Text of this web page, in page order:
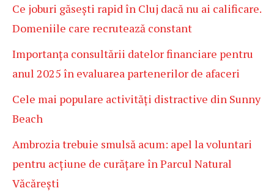
Ce joburi găsești rapid în Cluj dacă nu ai calificare.
Domeniile care recrutează constant
Importanța consultării datelor financiare pentru
anul 2025 în evaluarea partenerilor de afaceri
Cele mai populare activități distractive din Sunny
Beach
Ambrozia trebuie smulsă acum: apel la voluntari
pentru acțiune de curățare în Parcul Natural
Văcărești